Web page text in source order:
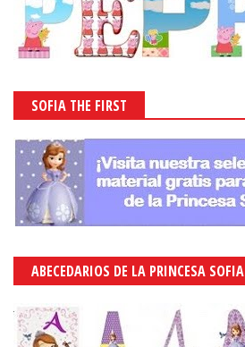
SOFIA THE FIRST
ABECEDARIOS DE LA PRINCESA SOFIA